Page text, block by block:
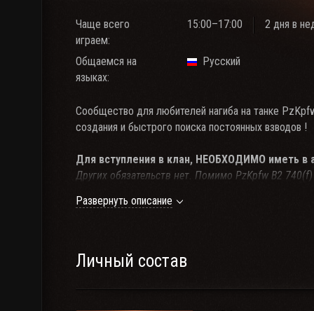
Чаще всего
играем:
15:00–17:00 2 дня в
Общаемся на
языках:
Русский
Сообщество для любителей нагиба на танке
создания и быстрого поиска постоянных взводов !
Для вступления в клан, НЕОБХОДИМО иметь в
Других обязательств нет. Помимо PzKpfw B2
__Твинки не интересуют и мизерное количество
Клан не требует обязательного участия во
Развернуть описание
Личный состав